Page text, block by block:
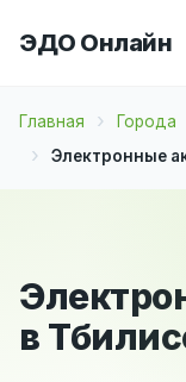
ЭДО Онлайн
Главная Города
Электронные
в